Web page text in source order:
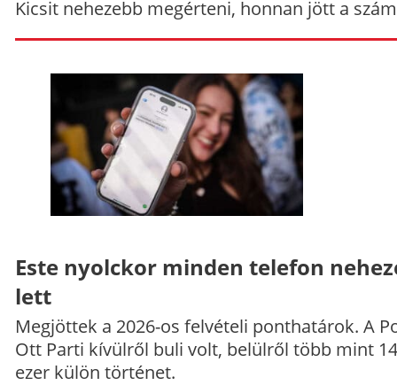
Kicsit nehezebb megérteni, honnan jött a
Este nyolckor minden telefon
lett
Megjöttek a 2026-os felvételi ponthatárok. A
Ott Parti kívülről buli volt, belülről több mint
ezer külön történet.